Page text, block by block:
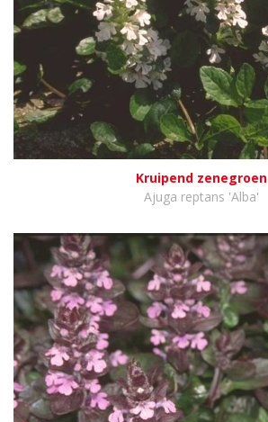
Kruipend zenegroen
Ajuga reptans 'Alba'